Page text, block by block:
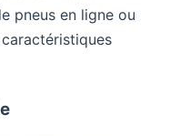
pneus en ligne ou